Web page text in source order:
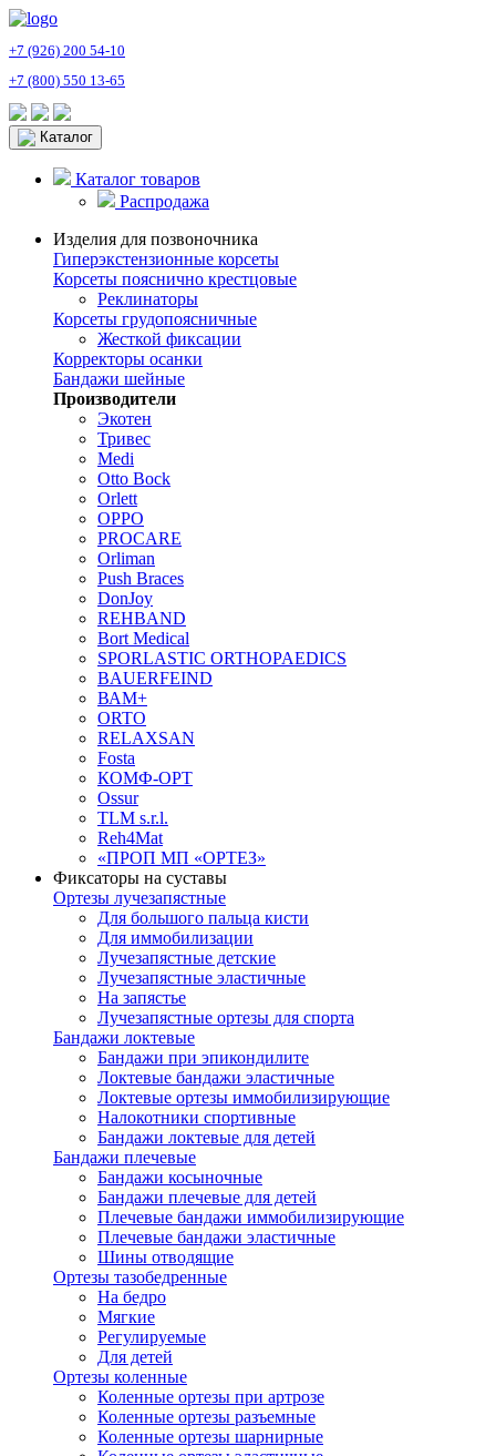
+7 (926) 200 54-10
+7 (800) 550 13-65
Каталог
Каталог товаров
Распродажа
Изделия для позвоночника
Гиперэкстензионные корсеты
Корсеты пояснично крестцовые
Реклинаторы
Корсеты грудопоясничные
Жесткой фиксации
Корректоры осанки
Бандажи шейные
Производители
Экотен
Тривес
Medi
Otto Bock
Orlett
OPPO
PROCARE
Orliman
Push Braces
DonJoy
REHBAND
Bort Medical
SPORLASTIC ORTHOPAEDICS
BAUERFEIND
ВАМ+
ORTO
RELAXSAN
Fosta
КОМФ-ОРТ
Ossur
TLM s.r.l.
Reh4Mat
«ПРОП МП «ОРТЕЗ»
Фиксаторы на суставы
Ортезы лучезапястные
Для большого пальца кисти
Для иммобилизации
Лучезапястные детские
Лучезапястные эластичные
На запястье
Лучезапястные ортезы для спорта
Бандажи локтевые
Бандажи при эпикондилите
Локтевые бандажи эластичные
Локтевые ортезы иммобилизирующие
Налокотники спортивные
Бандажи локтевые для детей
Бандажи плечевые
Бандажи косыночные
Бандажи плечевые для детей
Плечевые бандажи иммобилизирующие
Плечевые бандажи эластичные
Шины отводящие
Ортезы тазобедренные
На бедро
Мягкие
Регулируемые
Для детей
Ортезы коленные
Коленные ортезы при артрозе
Коленные ортезы разъемные
Коленные ортезы шарнирные